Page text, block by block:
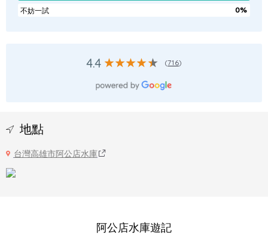
不妨一試
0%
4.4 (716)
地點
台灣高雄市阿公店水庫
阿公店水庫遊記